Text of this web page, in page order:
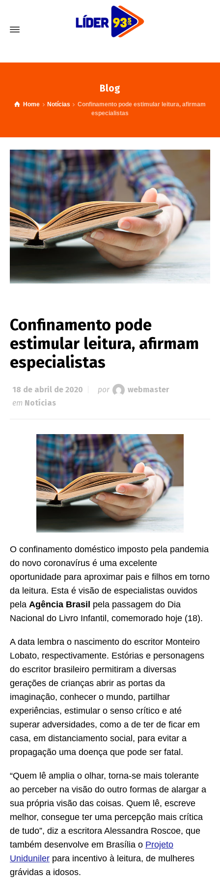
Blog
Home Notícias
Confinamento pode estimular leitura, afirmam
especialistas
Confinamento pode
estimular leitura, afirmam
especialistas
18 de abril de 2020 por
webmaster
em Notícias
O confinamento doméstico imposto pela pandemia
do novo coronavírus é uma excelente
oportunidade para aproximar pais e filhos em torno
da leitura. Esta é visão de especialistas ouvidos
pela Agência Brasil pela passagem do Dia
Nacional do Livro Infantil, comemorado hoje (18).
A data lembra o nascimento do escritor Monteiro
Lobato, respectivamente. Estórias e personagens
do escritor brasileiro permitiram a diversas
gerações de crianças abrir as portas da
imaginação, conhecer o mundo, partilhar
experiências, estimular o senso crítico e até
superar adversidades, como a de ter de ficar em
casa, em distanciamento social, para evitar a
propagação uma doença que pode ser fatal.
“Quem lê amplia o olhar, torna-se mais tolerante
ao perceber na visão do outro formas de alargar a
sua própria visão das coisas. Quem lê, escreve
melhor, consegue ter uma percepção mais crítica
de tudo”, diz a escritora Alessandra Roscoe, que
também desenvolve em Brasília o Projeto
Uniduniler para incentivo à leitura, de mulheres
grávidas a idosos.